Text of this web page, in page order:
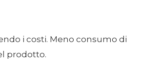
i costi. Meno consumo di
prodotto.